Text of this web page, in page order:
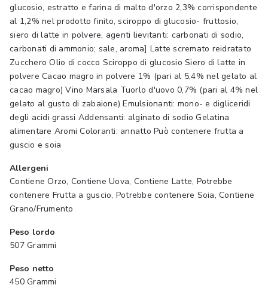
glucosio, estratto e farina di malto d'orzo 2,3% corrispondente
al 1,2% nel prodotto finito, sciroppo di glucosio- fruttosio,
siero di latte in polvere, agenti lievitanti: carbonati di sodio,
carbonati di ammonio; sale, aroma] Latte scremato reidratato
Zucchero Olio di cocco Sciroppo di glucosio Siero di latte in
polvere Cacao magro in polvere 1% (pari al 5,4% nel gelato al
cacao magro) Vino Marsala Tuorlo d'uovo 0,7% (pari al 4% nel
gelato al gusto di zabaione) Emulsionanti: mono- e digliceridi
degli acidi grassi Addensanti: alginato di sodio Gelatina
alimentare Aromi Coloranti: annatto Può contenere frutta a
guscio e soia
Allergeni
Contiene Orzo, Contiene Uova, Contiene Latte, Potrebbe
contenere Frutta a guscio, Potrebbe contenere Soia, Contiene
Grano/Frumento
Peso lordo
507 Grammi
Peso netto
450 Grammi